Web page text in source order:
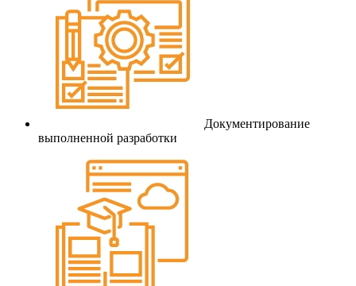
Документирование
выполненной разработки